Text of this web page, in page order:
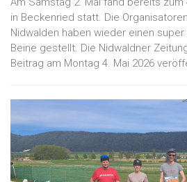
in Beckenried statt. Die
Nidwalden haben wieder einen
Beine gestellt. Die Nidwaldner
Beitrag am Montag 4. Mai 2026